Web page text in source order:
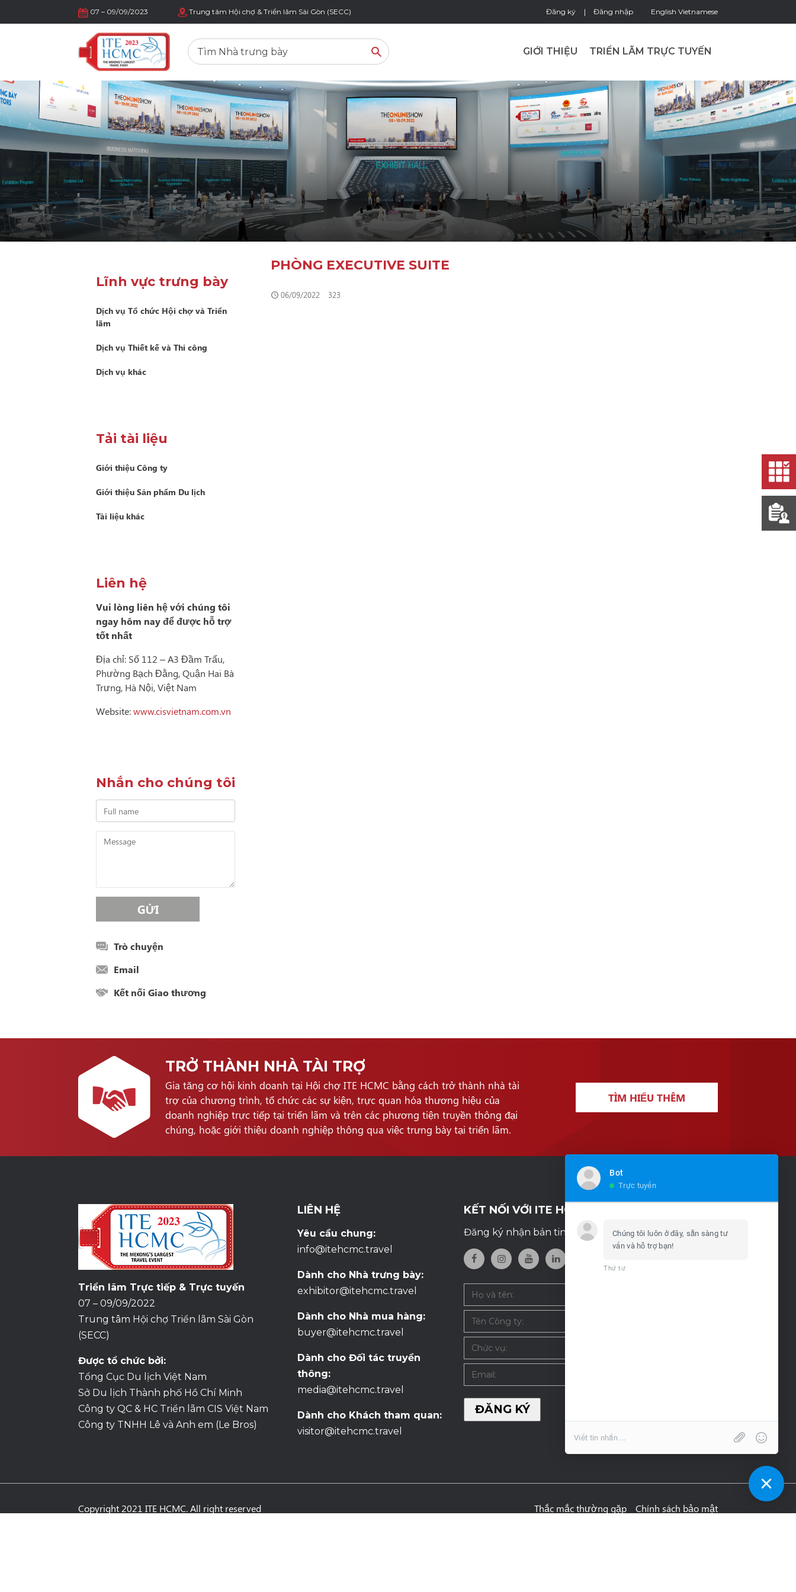
07 – 09/09/2023 Trung tâm Hội chợ & Triển lãm Sài Gòn (SECC) Đăng ký Đăng nhập English Vietnamese
GIỚI THIỆU TRIỂN LÃM TRỰC TUYẾN
PHÒNG EXECUTIVE SUITE
06/09/2022 323
Lĩnh vực trưng bày
Dịch vụ Tổ chức Hội chợ và Triển
lãm
Dịch vụ Thiết kế và Thi công
Dịch vụ khác
Tải tài liệu
Giới thiệu Công ty
Giới thiệu Sản phẩm Du lịch
Tài liệu khác
Liên hệ
Vui lòng liên hệ với chúng tôi
ngay hôm nay để được hỗ trợ
tốt nhất
Địa chỉ: Số 112 – A3 Đầm Trấu,
Phường Bạch Đằng, Quận Hai Bà
Trưng, Hà Nội, Việt Nam
Website:www.cisvietnam.com.vn
Nhắn cho chúng tôi
Trò chuyện
Email
Kết nối Giao thương
TRỞ THÀNH NHÀ TÀI TRỢ
Gia tăng cơ hội kinh doanh tại Hội chợ ITE HCMC bằng cách trở thành nhà tài
trợ của chương trình, tổ chức các sự kiện, trực quan hóa thương hiệu của
doanh nghiệp trực tiếp tại triển lãm và trên các phương tiện truyền thông đại
chúng, hoặc giới thiệu doanh nghiệp thông qua việc trưng bày tại triển lãm.
TÌM HIỂU THÊM
Triển lãm Trực tiếp & Trực tuyến
07 – 09/09/2022
Trung tâm Hội chợ Triển lãm Sài Gòn
(SECC)
Được tổ chức bởi:
Tổng Cục Du lịch Việt Nam
Sở Du lịch Thành phố Hồ Chí Minh
Công ty QC & HC Triển lãm CIS Việt Nam
Công ty TNHH Lê và Anh em (Le Bros)
LIÊN HỆ
Yêu cầu chung:
info@itehcmc.travel
Dành cho Nhà trưng bày:
exhibitor@itehcmc.travel
Dành cho Nhà mua hàng:
buyer@itehcmc.travel
Dành cho Đối tác truyền
thông:
media@itehcmc.travel
Dành cho Khách tham quan:
visitor@itehcmc.travel
KẾT NỐI VỚI ITE HCMC!
Đăng ký nhận bản tin và theo dõi chúng tôi trên
Copyright 2021 ITE HCMC. All right reserved Thắc mắc thường gặp Chính sách bảo mật
Trực tuyến
Chúng tôi luôn ở đây, sẵn sàng tư
vấn và hỗ trợ bạn!
Thứ tư